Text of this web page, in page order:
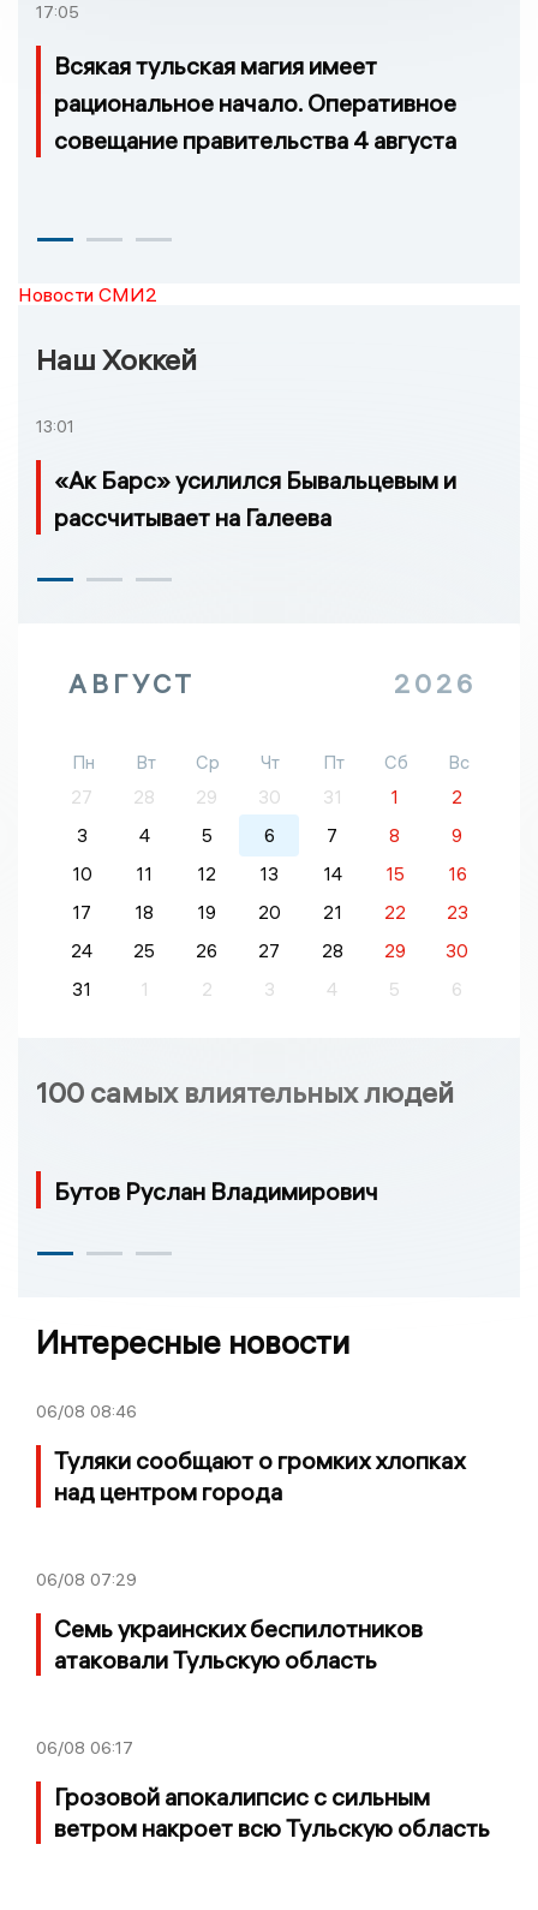
17:05
Всякая тульская магия имеет
рациональное начало. Оперативное
совещание правительства 4 августа
Новости СМИ2
Наш Хоккей
13:01
«Ак Барс» усилился Бывальцевым и
рассчитывает на Галеева
АВГУСТ 2026
Пн Вт Ср Чт Пт Сб
Вс
27
28 29 30 31 1
2
3
4 5 6 7 8
9
10
11 12 13 14 15
16
17
18 19 20 21 22
23
24
25 26 27 28 29
30
31
1 2 3 4 5 6
100 самых влиятельных людей
Бутов Руслан Владимирович
Интересные новости
06/08 08:46
Туляки сообщают о громких хлопках
над центром города
06/08 07:29
Семь украинских беспилотников
атаковали Тульскую область
06/08 06:17
Грозовой апокалипсис с сильным
ветром накроет всю Тульскую область